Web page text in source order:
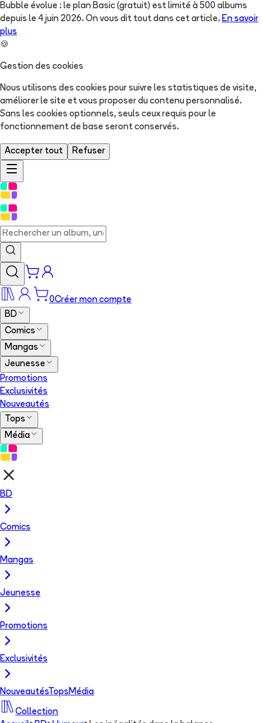
Bubble évolue : le plan Basic (gratuit) est limité à 500 albums
depuis le 4 juin 2026. On vous dit tout dans cet article. En savoir
plus
🍪
Gestion des cookies
Nous utilisons des cookies pour suivre les statistiques de visite,
améliorer le site et vous proposer du contenu personnalisé.
Sans les cookies optionnels, seuls ceux requis pour le
fonctionnement de base seront conservés.
Accepter tout Refuser
0Créer mon compte
BD
Comics
Mangas
Jeunesse
Promotions
Exclusivités
Nouveautés
Tops
Média
BD
Comics
Mangas
Jeunesse
Promotions
Exclusivités
NouveautésTops Média
Collection